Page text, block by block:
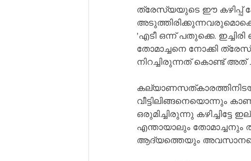
ത്രേസ്യയുടെ ഈ കഴിപ്പ്
'എടീ ഒന്ന് പതുക്കെ.
തോമാച്ചനെ നോക്കി
നിറച്ചിരുന്നത് കൊണ്ട് അത്
വീട്ടിലിങ്ങനെയൊന്നും
ഒരുമിച്ചിരുന്നു
എന്തായാലും തോമാച്ചനും
ആദ്യത്തെയും